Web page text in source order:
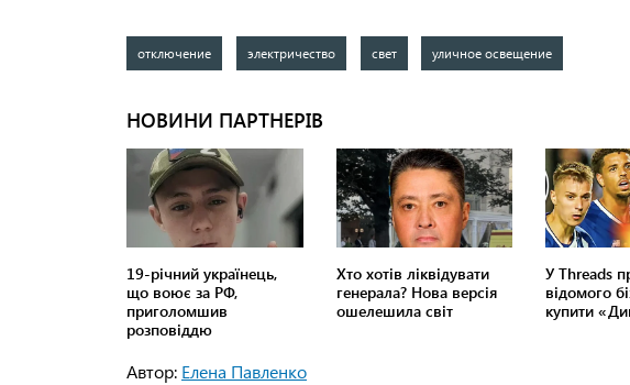
отключение электричество свет уличное освещение
Автор: Елена Павленко